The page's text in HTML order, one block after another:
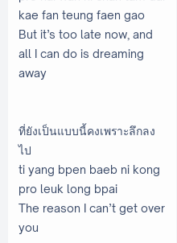
kae fan teung faen gao
But it’s too late now, and
all I can do is dreaming
away
ที่ยังเป็นแบบนี้คงเพราะลึกลง
ไป
ti yang bpen baeb ni kong
pro leuk long bpai
The reason I can’t get over
you